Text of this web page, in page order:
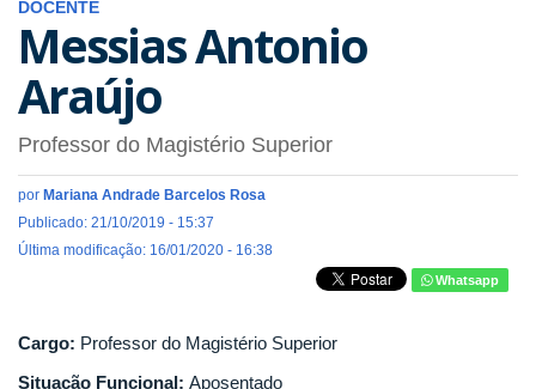
DOCENTE
Messias Antonio
Araújo
Professor do Magistério Superior
por Mariana Andrade Barcelos Rosa
Publicado: 21/10/2019 - 15:37
Última modificação: 16/01/2020 - 16:38
Whatsapp
Cargo: Professor do Magistério Superior
Situação Funcional: Aposentado